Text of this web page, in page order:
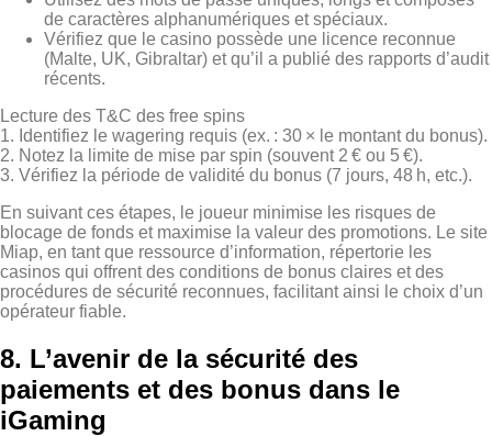
de caractères alphanumériques et spéciaux.
Vérifiez que le casino possède une licence reconnue
(Malte, UK, Gibraltar) et qu’il a publié des rapports d’audit
récents.
Lecture des T&C des free spins
1. Identifiez le wagering requis (ex. : 30 × le montant du bonus).
2. Notez la limite de mise par spin (souvent 2 € ou 5 €).
3. Vérifiez la période de validité du bonus (7 jours, 48 h, etc.).
En suivant ces étapes, le joueur minimise les risques de
blocage de fonds et maximise la valeur des promotions. Le site
Miap, en tant que ressource d’information, répertorie les
casinos qui offrent des conditions de bonus claires et des
procédures de sécurité reconnues, facilitant ainsi le choix d’un
opérateur fiable.
8. L’avenir de la sécurité des
paiements et des bonus dans le
iGaming